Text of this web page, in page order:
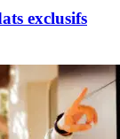
exclusifs